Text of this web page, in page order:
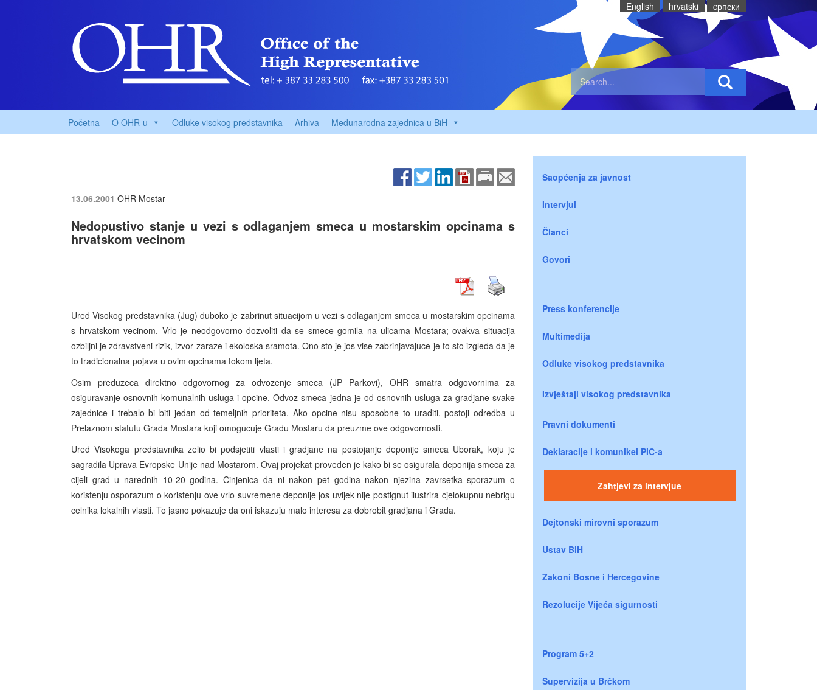
English hrvatski cрпски
Početna O OHR-u Odluke visokog predstavnika Arhiva Međunarodna zajednica u BiH
13.06.2001 OHR Mostar
Nedopustivo stanje u vezi s odlaganjem smeca u mostarskim opcinama s
hrvatskom vecinom
Ured Visokog predstavnika (Jug) duboko je zabrinut situacijom u vezi s odlaganjem smeca u mostarskim opcinama
s hrvatskom vecinom. Vrlo je neodgovorno dozvoliti da se smece gomila na ulicama Mostara; ovakva situacija
ozbiljni je zdravstveni rizik, izvor zaraze i ekoloska sramota. Ono sto je jos vise zabrinjavajuce je to sto izgleda da je
to tradicionalna pojava u ovim opcinama tokom ljeta.
Osim preduzeca direktno odgovornog za odvozenje smeca (JP Parkovi), OHR smatra odgovornima za
osiguravanje osnovnih komunalnih usluga i opcine. Odvoz smeca jedna je od osnovnih usluga za gradjane svake
zajednice i trebalo bi biti jedan od temeljnih prioriteta. Ako opcine nisu sposobne to uraditi, postoji odredba u
Prelaznom statutu Grada Mostara koji omogucuje Gradu Mostaru da preuzme ove odgovornosti.
Ured Visokoga predstavnika zelio bi podsjetiti vlasti i gradjane na postojanje deponije smeca Uborak, koju je
sagradila Uprava Evropske Unije nad Mostarom. Ovaj projekat proveden je kako bi se osigurala deponija smeca za
cijeli grad u narednih 10-20 godina. Cinjenica da ni nakon pet godina nakon njezina zavrsetka sporazum o
koristenju osporazum o koristenju ove vrlo suvremene deponije jos uvijek nije postignut ilustrira cjelokupnu nebrigu
celnika lokalnih vlasti. To jasno pokazuje da oni iskazuju malo interesa za dobrobit gradjana i Grada.
Saopćenja za javnost
Intervjui
Članci
Govori
Press konferencije
Multimedija
Odluke visokog predstavnika
Izvještaji visokog predstavnika
Pravni dokumenti
Deklaracije i komunikei PIC-a
Zahtjevi za intervjue
Dejtonski mirovni sporazum
Ustav BiH
Zakoni Bosne i Hercegovine
Rezolucije Vijeća sigurnosti
Program 5+2
Supervizija u Brčkom